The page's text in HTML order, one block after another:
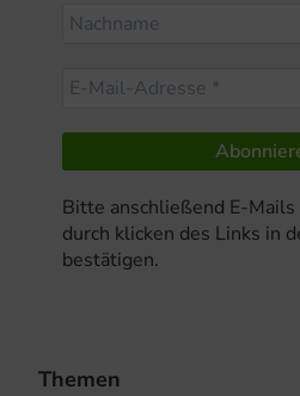
Bitte anschließend E-
durch klicken des Links in
bestätigen.
Themen